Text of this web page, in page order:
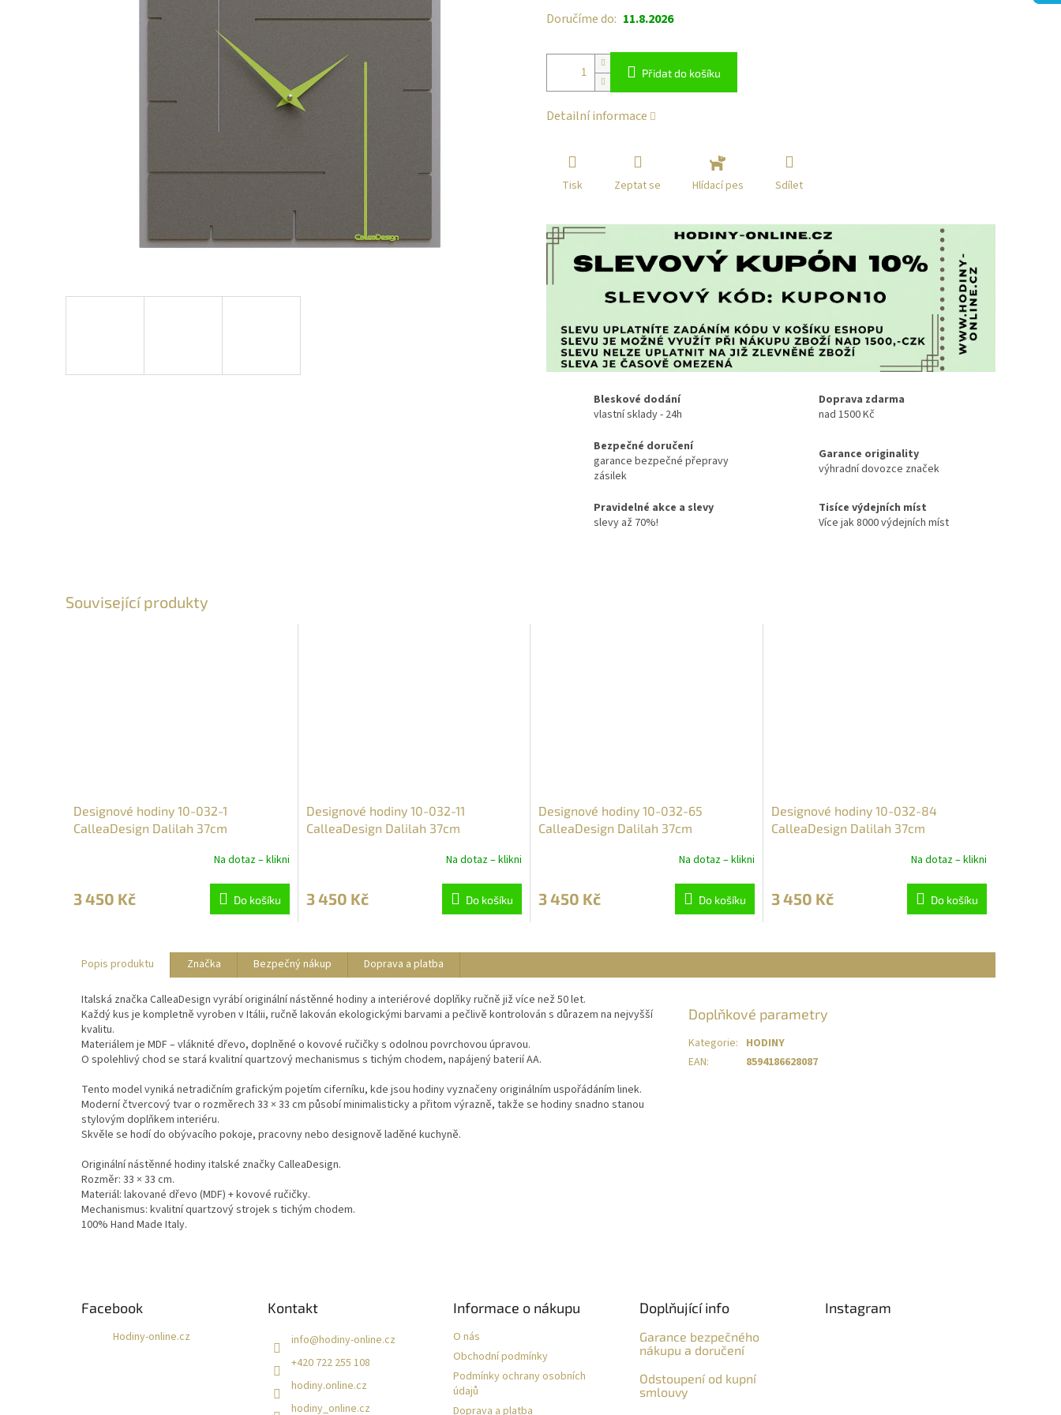
Doručíme do: 11.8.2026
Přidat do košíku
Detailní informace
Tisk Zeptat se Hlídací pes Sdílet
Bleskové dodání
vlastní sklady - 24h
Doprava zdarma
nad 1500 Kč
Bezpečné doručení
garance bezpečné přepravy
zásilek
Garance originality
výhradní dovozce značek
Pravidelné akce a slevy
slevy až 70%!
Tisíce výdejních míst
Více jak 8000 výdejních míst
Související produkty
Designové hodiny 10-032-1
CalleaDesign Dalilah 37cm
Na dotaz – klikni
3 450 Kč Do košíku
Designové hodiny 10-032-11
CalleaDesign Dalilah 37cm
Na dotaz – klikni
3 450 Kč Do košíku
Designové hodiny 10-032-65
CalleaDesign Dalilah 37cm
Na dotaz – klikni
3 450 Kč Do košíku
Designové hodiny 10-032-84
CalleaDesign Dalilah 37cm
Na dotaz – klikni
3 450 Kč Do košíku
Popis produktu Značka Bezpečný nákup Doprava a platba
Italská značka CalleaDesign vyrábí originální nástěnné hodiny a interiérové doplňky ručně již více než 50 let.
Každý kus je kompletně vyroben v Itálii, ručně lakován ekologickými barvami a pečlivě kontrolován s důrazem na nejvyšší
kvalitu.
Materiálem je MDF – vláknité dřevo, doplněné o kovové ručičky s odolnou povrchovou úpravou.
O spolehlivý chod se stará kvalitní quartzový mechanismus s tichým chodem, napájený baterií AA.
Tento model vyniká netradičním grafickým pojetím ciferníku, kde jsou hodiny vyznačeny originálním uspořádáním linek.
Moderní čtvercový tvar o rozměrech 33 × 33 cm působí minimalisticky a přitom výrazně, takže se hodiny snadno stanou
stylovým doplňkem interiéru.
Skvěle se hodí do obývacího pokoje, pracovny nebo designově laděné kuchyně.
Originální nástěnné hodiny italské značky CalleaDesign.
Rozměr: 33 × 33 cm.
Materiál: lakované dřevo (MDF) + kovové ručičky.
Mechanismus: kvalitní quartzový strojek s tichým chodem.
100% Hand Made Italy.
Doplňkové parametry
Kategorie: HODINY
EAN: 8594186628087
Facebook
Hodiny-online.cz
Kontakt
info@hodiny-online.cz
+420 722 255 108
hodiny.online.cz
hodiny_online.cz
Informace o nákupu
O nás
Obchodní podmínky
Podmínky ochrany osobních
údajů
Doprava a platba
Doplňující info
Garance bezpečného
nákupu a doručení
Odstoupení od kupní
smlouvy
Instagram